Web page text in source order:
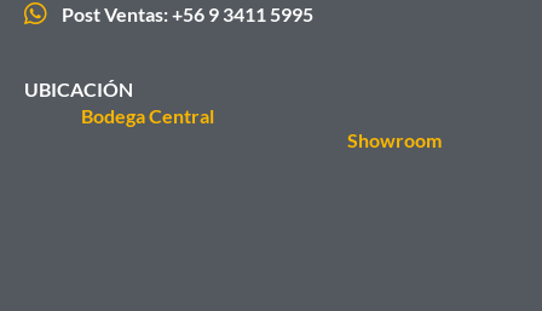
Post Ventas: +56 9 3411 5995
UBICACIÓN
Bodega Central
Showroom